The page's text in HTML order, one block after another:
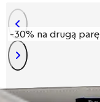
-30% na drugą parę